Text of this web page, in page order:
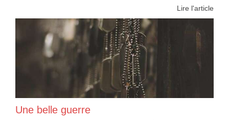
Lire l'article
Une belle guerre